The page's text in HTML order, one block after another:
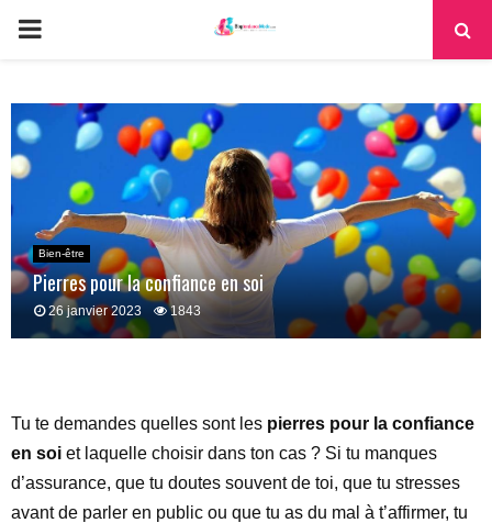
PRIMARY
Bien-être
Pierres pour la confiance en soi
26 janvier 2023 1843
Tu te demandes quelles sont les pierres pour la confiance
en soi et laquelle choisir dans ton cas ? Si tu manques
d’assurance, que tu doutes souvent de toi, que tu stresses
avant de parler en public ou que tu as du mal à t’affirmer, tu